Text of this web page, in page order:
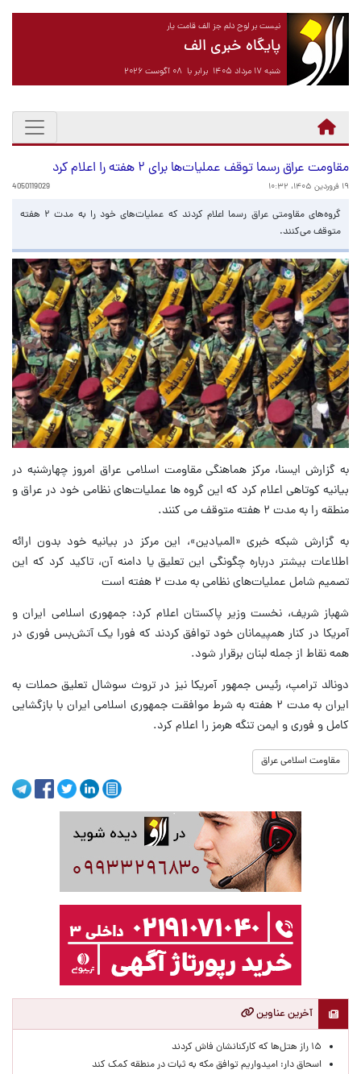
نیست بر لوح دلم جز الف قامت یار
پایگاه خبری الف
شنبه ۱۷ مرداد ۱۴۰۵ برابر با ۰۸ آگوست ۲۰۲۶
مقاومت عراق رسما توقف عملیات‌ها برای ۲ هفته را اعلام کرد
۱۹ فروردین ۱۴۰۵، ۱۰:۳۲ 4050119029
گروه‌های مقاومتی عراق رسما اعلام کردند که عملیات‌های خود را به مدت ۲ هفته
متوقف می‌کنند.
به گزارش ایسنا، مرکز هماهنگی مقاومت اسلامی عراق امروز چهارشنبه در
بیانیه کوتاهی اعلام کرد که این گروه ها عملیات‌های نظامی خود در عراق و
منطقه را به مدت ۲ هفته متوقف می کنند.
به گزارش شبکه خبری «المیادین»، این مرکز در بیانیه خود بدون ارائه
اطلاعات بیشتر درباره چگونگی این تعلیق یا دامنه آن، تاکید کرد که این
تصمیم شامل عملیات‌های نظامی به مدت ۲ هفته است‌
شهباز شریف، نخست وزیر پاکستان اعلام کرد: جمهوری اسلامی ایران و
آمریکا در کنار همپیمانان خود توافق کردند که فورا یک آتش‌بس فوری در
همه نقاط از جمله لبنان برقرار شود.
دونالد ترامپ، رئیس جمهور آمریکا نیز در تروث سوشال تعلیق حملات به
ایران به مدت ۲ هفته به شرط موافقت جمهوری اسلامی ایران با بازگشایی
کامل و فوری و ایمن تنگه هرمز را اعلام کرد.
مقاومت اسلامی عراق
آخرین عناوین
۱۵ راز هتل‌ها که کارکنانشان فاش کردند
اسحاق دار: امیدواریم توافق مکه به ثبات در منطقه کمک کند